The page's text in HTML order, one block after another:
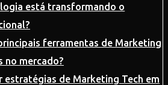
está transformando o
ferramentas de Marketing
no mercado?
estratégias de Marketing Tech em